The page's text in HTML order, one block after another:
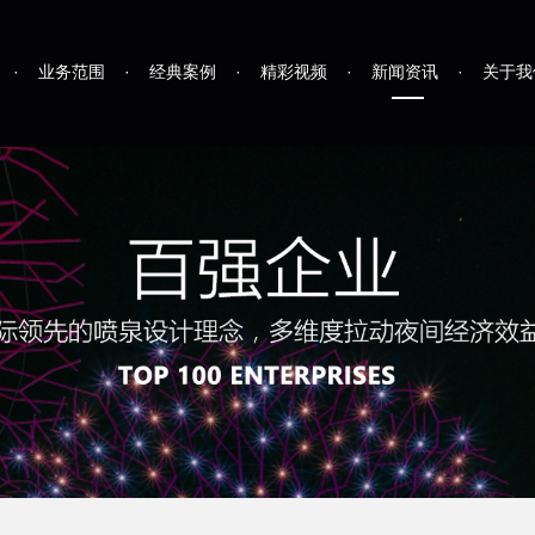
· 业务范围 · 经典案例 · 精彩视频 · 新闻资讯 · 关于